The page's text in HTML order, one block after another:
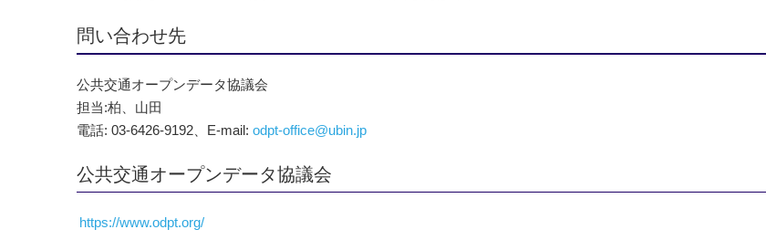
問い合わせ先
公共交通オープンデータ協議会
担当:柏、山田
電話: 03-6426-9192、E-mail: odpt-office@ubin.jp
公共交通オープンデータ協議会
https://www.odpt.org/